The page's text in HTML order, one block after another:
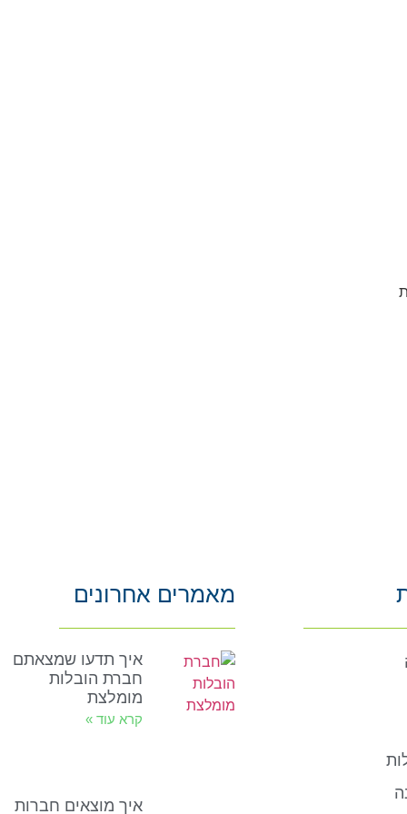
מאמרים אחרונים
איך תדעו שמצאתם
חברת הובלות
מומלצת
קרא עוד »
איך מוצאים חברות